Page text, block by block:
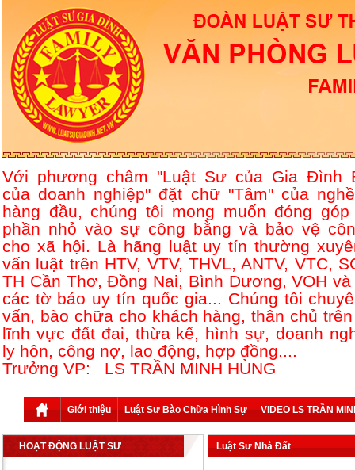
Với phương châm "Luật Sư của Gia Đình
của doanh nghiệp" đặt chữ "Tâm" của
hàng đầu, chúng tôi mong muốn đóng góp
phần nhỏ vào sự công bằng và bảo vệ
cho xã hội. Là hãng luật uy tín thường
vấn luật trên HTV, VTV, THVL, ANTV, VTC,
TH Cần Thơ, Đồng Nai, Bình Dương, VOH và
các tờ báo uy tín quốc gia... Chúng tôi
vấn, bào chữa cho khách hàng, thân chủ
lĩnh vực đất đai, thừa kế, hình sự, doanh
ly hôn, công nợ, lao động, hợp đồng....
Trưởng VP: LS TRẦN MINH HÙNG
Giới thiệu Luật Sư Bào Chữa Hình Sự VIDEO LS TRẦN
HOẠT ĐỘNG LUẬT SƯ Luật Sư Nhà Đất